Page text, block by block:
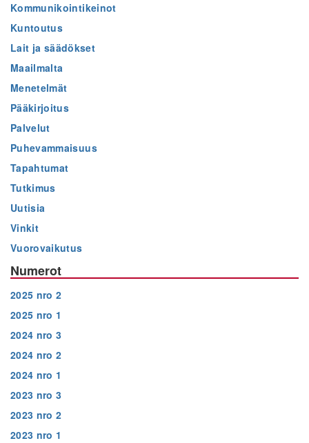
Kommunikointikeinot
Kuntoutus
Lait ja säädökset
Maailmalta
Menetelmät
Pääkirjoitus
Palvelut
Puhevammaisuus
Tapahtumat
Tutkimus
Uutisia
Vinkit
Vuorovaikutus
Numerot
2025 nro 2
2025 nro 1
2024 nro 3
2024 nro 2
2024 nro 1
2023 nro 3
2023 nro 2
2023 nro 1